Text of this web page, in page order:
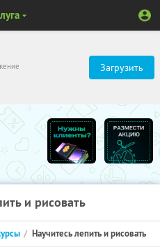
Загрузить
и рисовать
Научитесь лепить и рисовать